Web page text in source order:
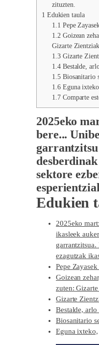
zituzten.
1 Edukien taula
1.1 Pepe
1.2 Goizean
Gizarte
1.3 Gizarte
1.4 Bestalde,
1.5 Biosanitario
1.6 Eguna
1.7 Comparte
2025eko
bere...
sektore
Edukien
2025eko
ikasleek
ezagutzak
Pepe
Goizean
zuten:
Gizarte
Bestalde,
Biosanitario
Eguna ixteko,